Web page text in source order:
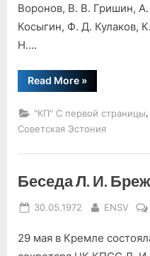
Воронов, В. В. Гришин,
Косыгин, Ф. Д. Кулаков,
Н….
Read More“Прием
в
»
"КП" С первой страницы,
Советская Эстония
Беседа Л. И.
Posted
30.05.1972 By
ENSV
29 мая в Кремле